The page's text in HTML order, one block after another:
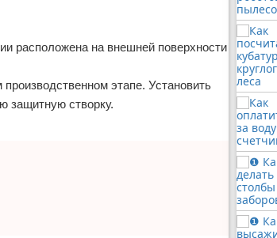
расположена на внешней поверхности
этапе. Установить
защитную створку.